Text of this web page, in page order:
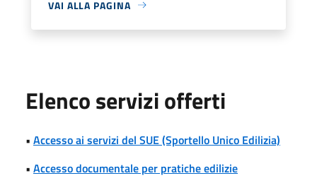
VAI ALLA PAGINA
Elenco servizi offerti
• Accesso ai servizi del SUE (Sportello Unico Edilizia)
• Accesso documentale per pratiche edilizie